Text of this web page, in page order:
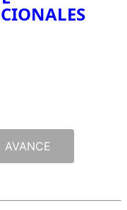
AVANCE